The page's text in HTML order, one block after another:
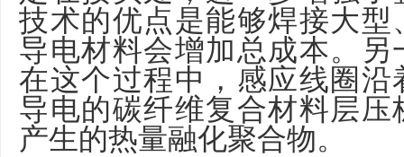
技术的优点是能够焊接大
导电材料会增加总成本。
在这个过程中，感应线圈
导电的碳纤维复合材料层
产生的热量融化聚合物。